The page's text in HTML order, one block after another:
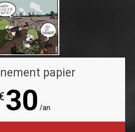
papier
30 /an